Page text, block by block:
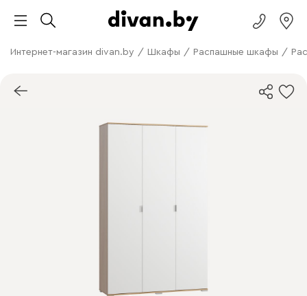
Интернет-магазин divan.by / Шкафы / Распашные шкафы /